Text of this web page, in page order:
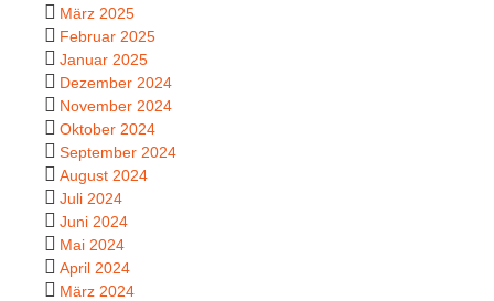
März 2025
Februar 2025
Januar 2025
Dezember 2024
November 2024
Oktober 2024
September 2024
August 2024
Juli 2024
Juni 2024
Mai 2024
April 2024
März 2024